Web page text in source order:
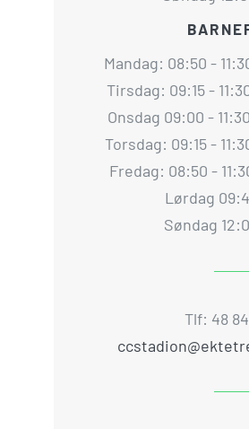
Mandag: 08:50 -
Tirsdag: 09:15 -
Onsdag 09:00 -
Torsdag: 09:15 -
Fredag: 08:50 -
Lørdag
Søndag
Tlf: 48